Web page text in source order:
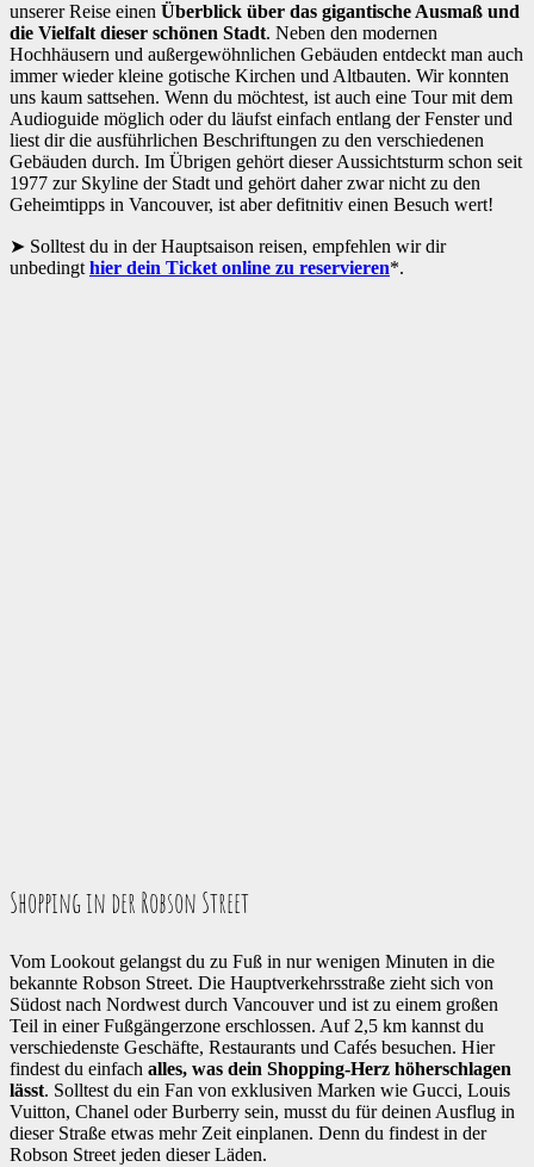
unserer Reise einen Überblick über das gigantische Ausmaß und
die Vielfalt dieser schönen Stadt. Neben den modernen
Hochhäusern und außergewöhnlichen Gebäuden entdeckt man auch
immer wieder kleine gotische Kirchen und Altbauten. Wir konnten
uns kaum sattsehen. Wenn du möchtest, ist auch eine Tour mit dem
Audioguide möglich oder du läufst einfach entlang der Fenster und
liest dir die ausführlichen Beschriftungen zu den verschiedenen
Gebäuden durch. Im Übrigen gehört dieser Aussichtsturm schon seit
1977 zur Skyline der Stadt und gehört daher zwar nicht zu den
Geheimtipps in Vancouver, ist aber defitnitiv einen Besuch wert!
Solltest du in der Hauptsaison reisen, empfehlen wir dir
unbedingt hier dein Ticket online zu reservieren*.
Shopping in der Robson Street
Vom Lookout gelangst du zu Fuß in nur wenigen Minuten in die
bekannte Robson Street. Die Hauptverkehrsstraße zieht sich von
Südost nach Nordwest durch Vancouver und ist zu einem großen
Teil in einer Fußgängerzone erschlossen. Auf 2,5 km kannst du
verschiedenste Geschäfte, Restaurants und Cafés besuchen. Hier
findest du einfach alles, was dein Shopping-Herz höherschlagen
lässt. Solltest du ein Fan von exklusiven Marken wie Gucci, Louis
Vuitton, Chanel oder Burberry sein, musst du für deinen Ausflug in
dieser Straße etwas mehr Zeit einplanen. Denn du findest in der
Robson Street jeden dieser Läden.